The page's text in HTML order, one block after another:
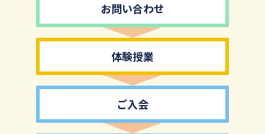
お問い合わせ
体験授業
ご入会